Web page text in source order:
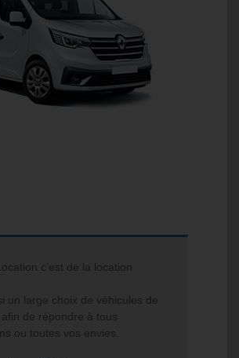
c’est de la location
un large choix de véhicules de
de répondre à tous
ou toutes vos envies.